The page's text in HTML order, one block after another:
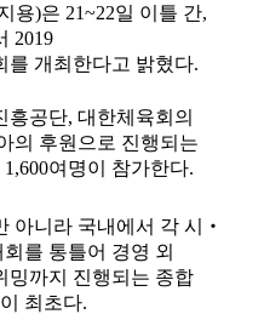
용)은 21~22일 이틀 간,
2019
를 개최한다고 밝혔다.
흥공단, 대한체육회의
의 후원으로 진행되는
1,600여명이 참가한다.
아니라 국내에서 각 시
‧
를 통틀어 경영 외
밍까지 진행되는 종합
최초다.